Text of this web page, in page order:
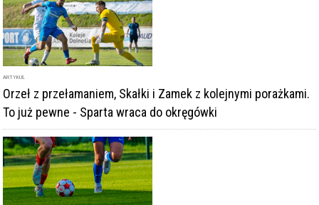
ARTYKUŁ
Orzeł z przełamaniem, Skałki i Zamek z kolejnymi porażkami.
To już pewne - Sparta wraca do okręgówki